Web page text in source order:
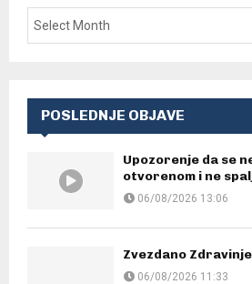
POSLEDNJE OBJAVE
Upozorenje da se
otvorenom i ne
06/08/2026 13:06
Zvezdano
06/08/2026 11:33